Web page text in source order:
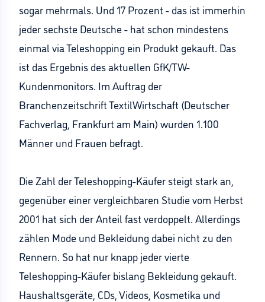
sogar mehrmals. Und 17 Prozent - das ist immerhin
jeder sechste Deutsche - hat schon mindestens
einmal via Teleshopping ein Produkt gekauft. Das
ist das Ergebnis des aktuellen GfK/TW-
Kundenmonitors. Im Auftrag der
Branchenzeitschrift TextilWirtschaft (Deutscher
Fachverlag, Frankfurt am Main) wurden 1.100
Männer und Frauen befragt.
Die Zahl der Teleshopping-Käufer steigt stark an,
gegenüber einer vergleichbaren Studie vom Herbst
2001 hat sich der Anteil fast verdoppelt. Allerdings
zählen Mode und Bekleidung dabei nicht zu den
Rennern. So hat nur knapp jeder vierte
Teleshopping-Käufer bislang Bekleidung gekauft.
Haushaltsgeräte, CDs, Videos, Kosmetika und